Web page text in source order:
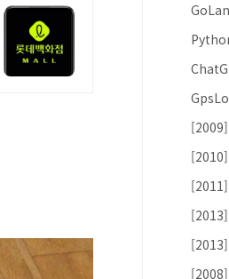
[2009]
[2010]
[2011]
[2013]